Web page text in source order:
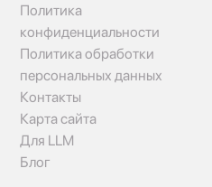
Политика
конфиденциальности
Политика обработки
персональных данных
Контакты
Карта сайта
Для LLM
Блог